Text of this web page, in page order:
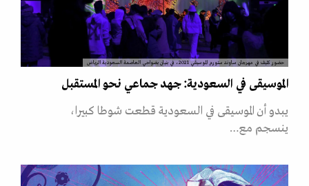
حضور كثيف في مهرجان ساوند ستورم الموسيقي 2021، في بنيان بضواحي العاصمة السعودية الرياض
الموسيقى في السعودية: جهد جماعي نحو المستقبل
يبدو أن الموسيقى في السعودية قطعت شوطا كبيرا،
ينسجم مع…